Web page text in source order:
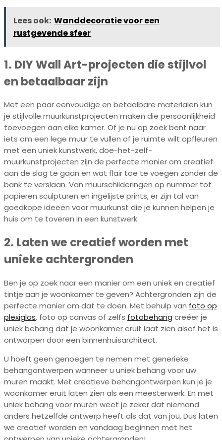
Lees ook: Wanddecoratie voor een
rustgevende sfeer
1. DIY Wall Art-projecten die stijlvol
en betaalbaar zijn
Met een paar eenvoudige en betaalbare materialen kun
je stijlvolle muurkunstprojecten maken die persoonlijkheid
toevoegen aan elke kamer. Of je nu op zoek bent naar
iets om een lege muur te vullen of je ruimte wilt opfleuren
met een uniek kunstwerk, doe-het-zelf-
muurkunstprojecten zijn de perfecte manier om creatief
aan de slag te gaan en wat flair toe te voegen zonder de
bank te verslaan. Van muurschilderingen op nummer tot
papieren sculpturen en ingelijste prints, er zijn tal van
goedkope ideeën voor muurkunst die je kunnen helpen je
huis om te toveren in een kunstwerk.
2. Laten we creatief worden met
unieke achtergronden
Ben je op zoek naar een manier om een uniek en creatief
tintje aan je woonkamer te geven? Achtergronden zijn de
perfecte manier om dat te doen. Met behulp van foto op
plexiglas, foto op canvas of zelfs fotobehang creëer je
uniek behang dat je woonkamer eruit laat zien alsof het is
ontworpen door een binnenhuisarchitect.
U hoeft geen genoegen te nemen met generieke
behangontwerpen wanneer u uniek behang voor uw
muren maakt. Met creatieve behangontwerpen kun je je
woonkamer eruit laten zien als een meesterwerk. En met
uniek behang voor muren weet je zeker dat niemand
anders hetzelfde ontwerp heeft als dat van jou. Dus laten
we creatief worden en vandaag beginnen met het